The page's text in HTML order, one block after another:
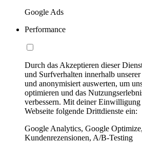
Google Ads
Performance
Durch das Akzeptieren dieser
und Surfverhalten innerhalb
und anonymisiert auswerten, um
optimieren und das
verbessern. Mit deiner Einwilligung
Webseite folgende Drittdienste ein:
Google Analytics, Google
Kundenrezensionen, A/B-Testing